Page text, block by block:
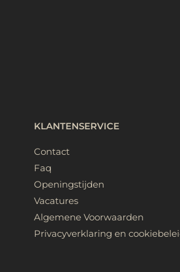
KLANTENSERVICE
Contact
Faq
Openingstijden
Vacatures
Algemene Voorwaarden
Privacyverklaring en